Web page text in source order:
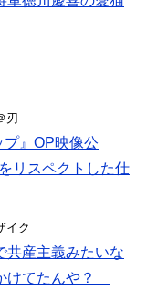
刃
プ』OP映像公
リスペクトした仕
イク
共産主義みたいな
けてたんや？